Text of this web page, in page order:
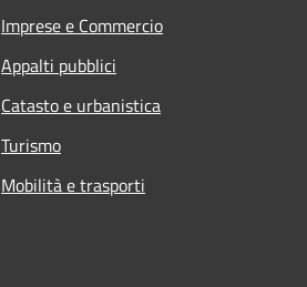
Imprese e Commercio
Appalti pubblici
Catasto e urbanistica
Turismo
Mobilità e trasporti